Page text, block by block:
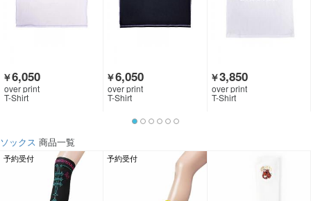
￥6,050
over print
T-Shirt
￥6,050
over print
T-Shirt
￥3,850
over print
T-Shirt
ソックス 商品一覧
予約受付 予約受付